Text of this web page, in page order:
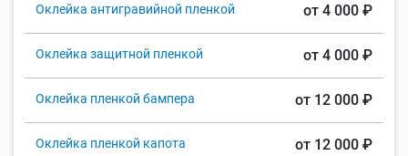
Оклейка антигравийной пленкой от 4 000 ₽
Оклейка защитной пленкой от 4 000 ₽
Оклейка пленкой бампера от 12 000 ₽
Оклейка пленкой капота от 12 000 ₽